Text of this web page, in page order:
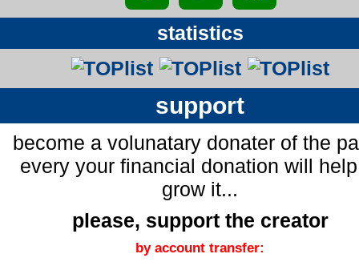
statistics
support
become a volunatary donater of the
every your financial donation will
grow it...
please, support the creator
by account transfer: